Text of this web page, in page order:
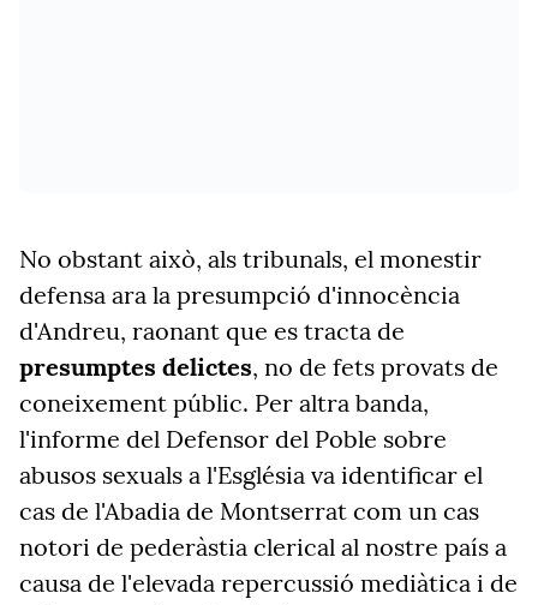
No obstant això, als tribunals, el monestir
defensa ara la presumpció d'innocència
d'Andreu, raonant que es tracta de
presumptes delictes, no de fets provats de
coneixement públic. Per altra banda,
l'informe del Defensor del Poble sobre
abusos sexuals a l'Església va identificar el
cas de l'Abadia de Montserrat com un cas
notori de pederàstia clerical al nostre país a
causa de l'elevada repercussió mediàtica i de